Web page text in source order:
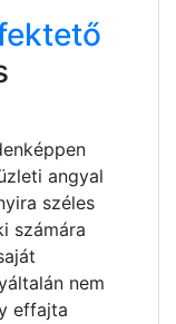
angyal
széles
számára
nem
effajta